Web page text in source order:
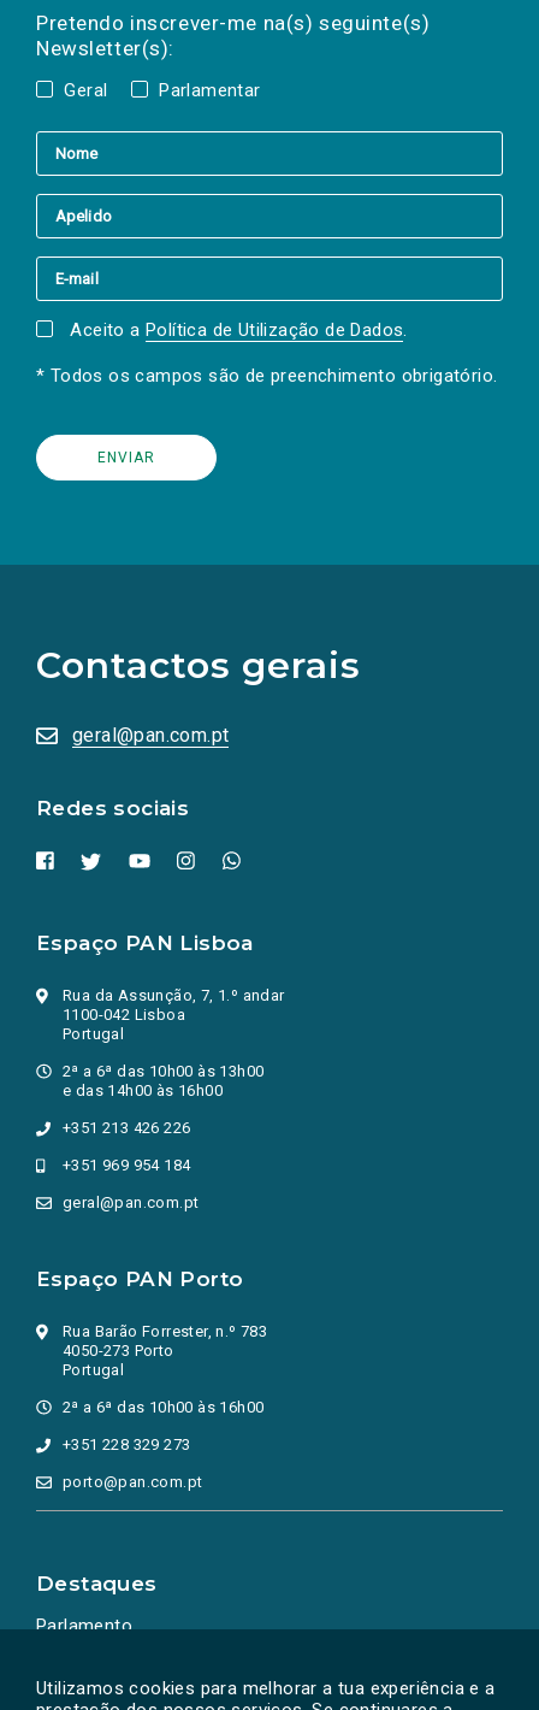
Utilizamos cookies para melhorar a tua experiência e a
Pretendo inscrever-me na(s) seguinte(s)
Newsletter(s):
Geral Parlamentar
a(s) newsletter(s).
mail
Aceito a Política de Utilização de Dados.
* Todos os campos são de preenchimento obrigatório.
Contactos gerais
geral@pan.com.pt
Redes sociais
redes
sociais
numa
nova
Espaço PAN Lisboa
Rua da Assunção, 7, 1.º andar
1100-042 Lisboa
Portugal
2ª a 6ª das 10h00 às 13h00
e das 14h00 às 16h00
+351 213 426 226
+351 969 954 184
geral@pan.com.pt
Espaço PAN Porto
Rua Barão Forrester, n.º 783
4050-273 Porto
Portugal
2ª a 6ª das 10h00 às 16h00
+351 228 329 273
porto@pan.com.pt
Destaques
Parlamento